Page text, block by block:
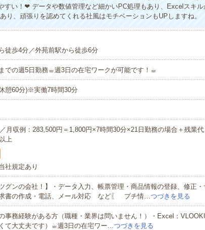
すい！❤ データや数値管理など細かいPC処理もあり、Excelスキル
り、頑張りを認めてくれる社風はモチベーションもUPしますね。
徒歩4分／外苑前駅から徒歩6分
での週5日勤務☕︎週3日の在宅ワークが可能です！☕︎
憩60分)※実働7時間30分
月収例：283,500円＝1,800円×7時間30分×21日勤務の場合＋残業
上
社規定あり
ツグンの会社！】・データ入力、帳票管理・商品情報の登録、修正
書の作成・電話、メール対応 など〖 プチ情…つづきを見る
事務経験がある方（職種・業界は問いません！）・Excel：
て大丈夫です）☕︎週3日の在宅ワー…つづきを見る